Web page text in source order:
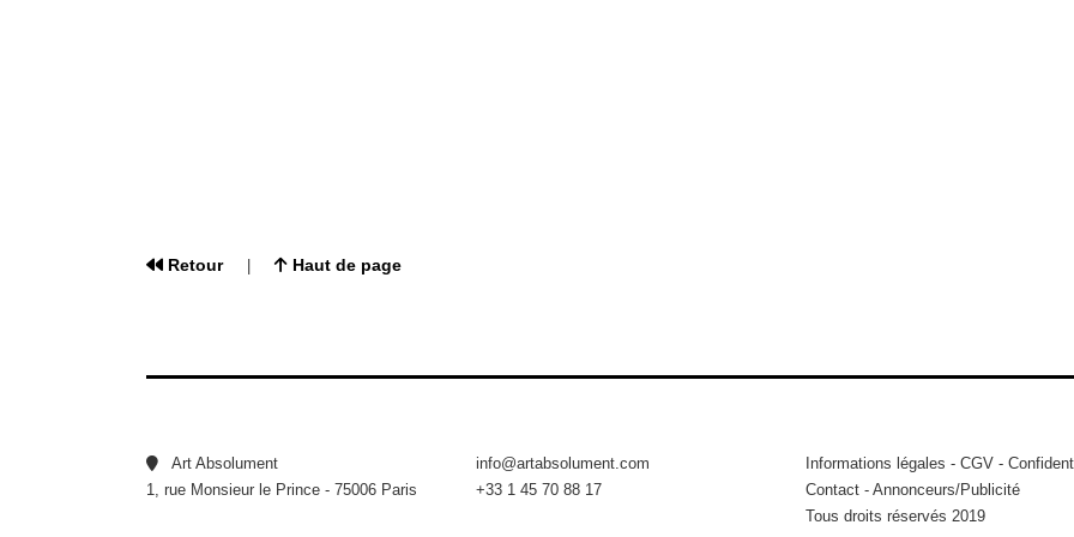
Retour| Haut de page
Art Absolument
1, rue Monsieur le Prince - 75006 Paris
info@artabsolument.com
+33 1 45 70 88 17
Informations légales - CGV -
Contact - Annonceurs/Publicité
Tous droits réservés 2019